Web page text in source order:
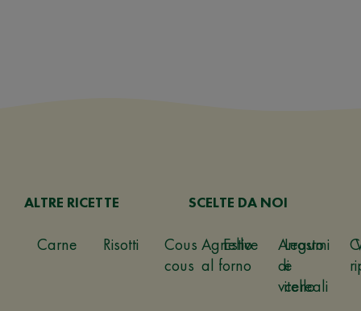
ALTRE RICETTE
Carne Risotti
Cous
cous
Estive
Legumi
e
cereali
SCELTE DA NOI
Agnello
al forno
Arrosto
di
vitello